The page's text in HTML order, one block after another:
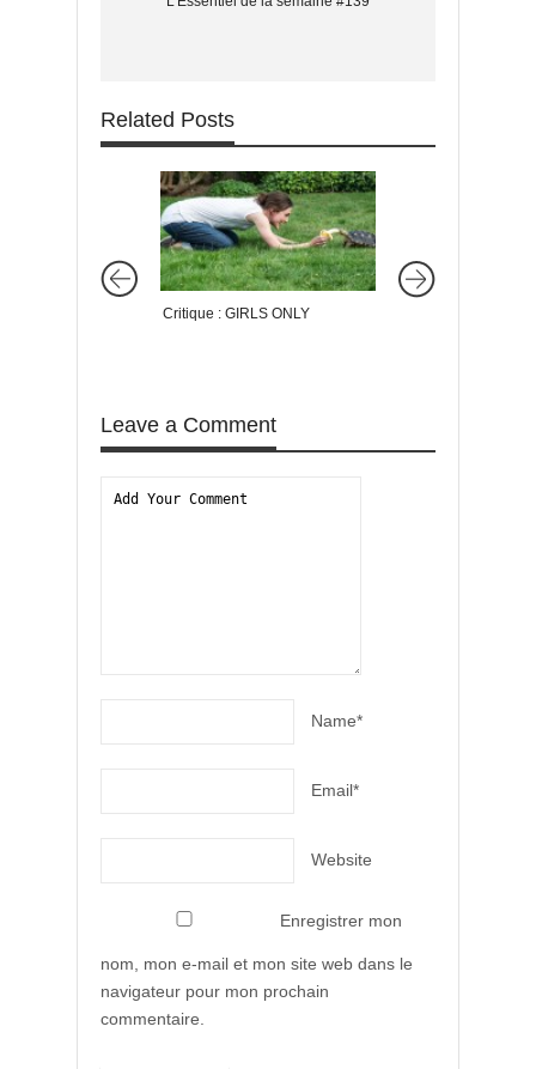
Related Posts
Critique : GIRLS ONLY
Leave a Comment
Name*
Email*
Website
Enregistrer mon
nom, mon e-mail et mon site web dans le
navigateur pour mon prochain
commentaire.